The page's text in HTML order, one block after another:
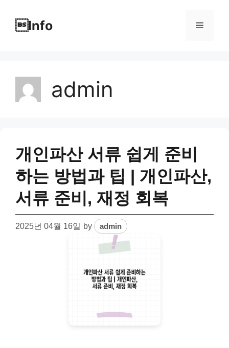
contentInfo Menu
admin
개인파산 서류 쉽게 준비
하는 방법과 팁 | 개인파산,
서류 준비, 재정 회복
2025년 04월 16일 by admin